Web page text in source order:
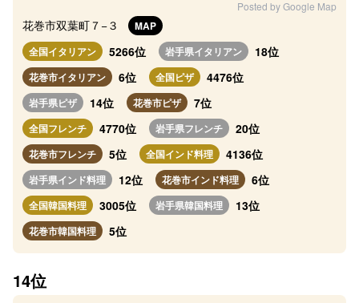
Posted by Google Map
花巻市双葉町７−３
MAP
全国イタリアン
5266位 岩手県イタリアン 18位
花巻市イタリアン 6位 全国ピザ 4476位
岩手県ピザ 14位 花巻市ピザ 7位
全国フレンチ 4770位 岩手県フレンチ 20位
花巻市フレンチ 5位 全国インド料理 4136位
岩手県インド料理 12位 花巻市インド料理 6位
全国韓国料理 3005位 岩手県韓国料理 13位
花巻市韓国料理 5位
14位